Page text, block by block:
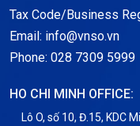
Notification
Thông tin chung
Tin tức
Tax Code/Business
Email: info@vnso.vn
Phone: 028 7309 5999
HO CHI MINH OFFICE:
Lô O, số 10, Đ.15, KDC